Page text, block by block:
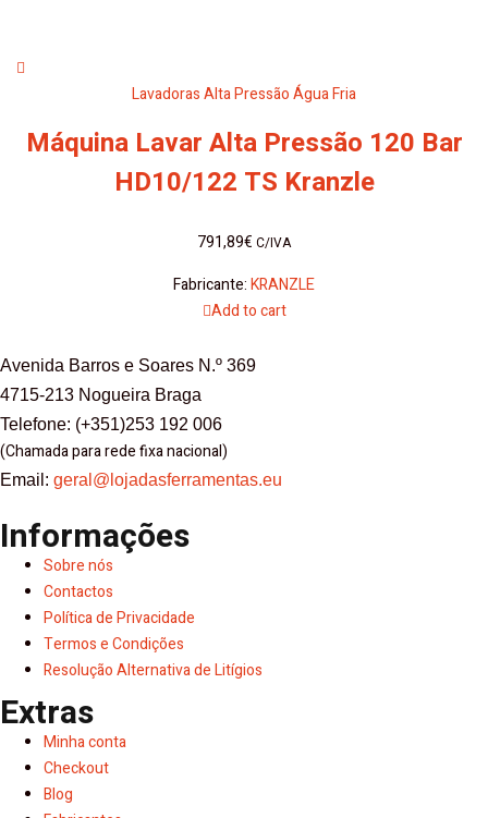
Lavadoras Alta Pressão Água Fria
Máquina Lavar Alta Pressão 120 Bar
HD10/122 TS Kranzle
791,89€ C/IVA
Fabricante:KRANZLE
Add to cart
Avenida Barros e Soares N.º 369
4715-213 Nogueira Braga
Telefone: (+351)253 192 006
(Chamada para rede fixa nacional)
Email: geral@lojadasferramentas.eu
Informações
Sobre nós
Contactos
Política de Privacidade
Termos e Condições
Resolução Alternativa de Litígios
Extras
Minha conta
Checkout
Blog